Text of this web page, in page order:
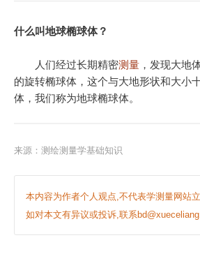
什么叫地球椭球体？
人们经过长期精密测量 ，发现大地
的旋转椭球体，这个与大地形状和大小
体，我们称为地球椭球体。
来源：测绘测量学基础知识
本内容为作者个人观点,不代表学测量网站
如对本文有异议或投诉,联系